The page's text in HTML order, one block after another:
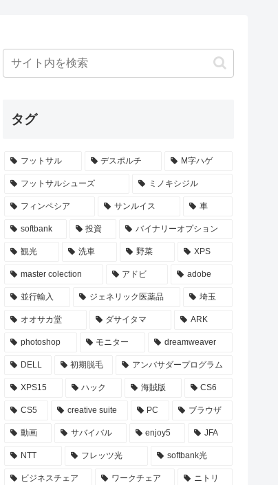
タグ
フットサル デスポルチ M字ハゲ
フットサルシューズ ミノキシジル
フィンペシア サンルイス 車
softbank 投資 バイナリーオプション
観光 洗車 野菜 XPS
master colection アドビ adobe
並行輸入 ジェネリック医薬品 埼玉
オオサカ堂 ダサイタマ ARK
photoshop モニター dreamweaver
DELL 初期脱毛 アンバサダープログラム
XPS15 ハック 海賊版 CS6
CS5 creative suite PC ブラウザ
動画 サバイバル enjoy5 JFA
NTT フレッツ光 softbank光
ビジネスチェア ワークチェア ニトリ